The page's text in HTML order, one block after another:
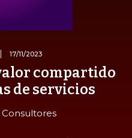
17/11/2023
compartido
de servicios